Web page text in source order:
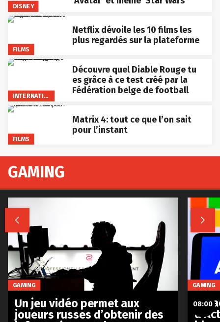
DISNEY
FILMS
Netflix dévoile les 10 films les
plus regardés sur la plateforme
INTERNATIONAL
Découvre quel Diable Rouge tu
es grâce à ce test créé par la
Fédération belge de football
FILMS
Matrix 4: tout ce que l’on sait
pour l’instant
GAMING
 
GAMING
Un jeu vidéo permet aux
joueurs russes d’obtenir des
GAMING
Le
08:00